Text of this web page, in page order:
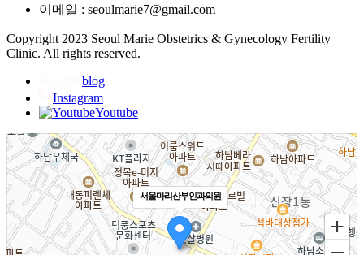
이메일 : seoulmarie7@gmail.com
Copyright 2023 Seoul Marie Obstetrics & Gynecology Fertility
Clinic. All rights reserved.
blog
Instagram
Youtube
서울마리산부인과의원